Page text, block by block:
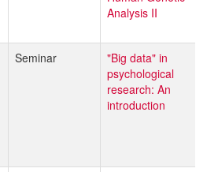
Analysis II
Seminar
"Big data" in
psychological
research: An
introduction